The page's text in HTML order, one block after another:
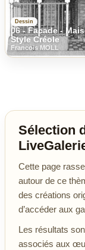
Dessin
06 - Facade -
Style Créole
Francois MOLL
Sélection
Cette page
autour de ce
des créations
d’accéder aux
Les résultats
associés aux